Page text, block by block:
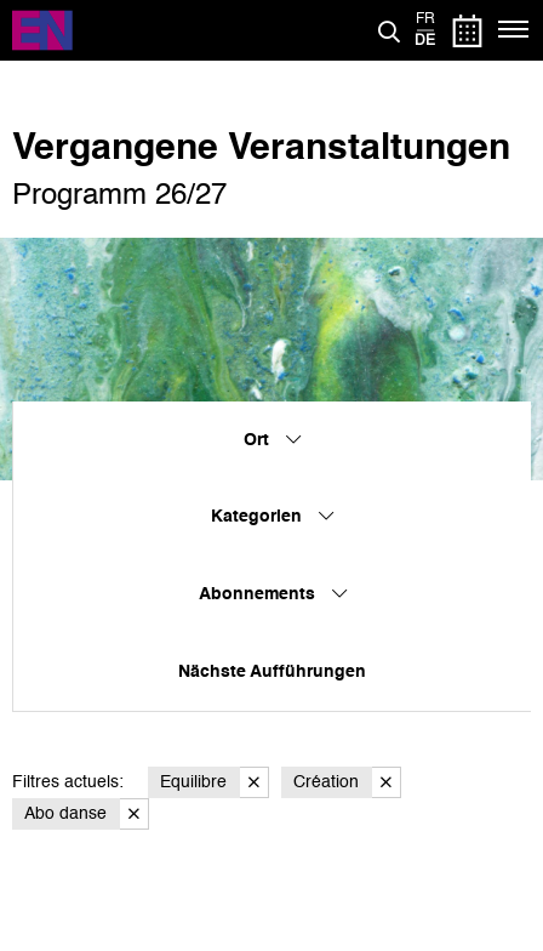
Direkt
zum
Inhalt
FR
DE
Vergangene Veranstaltungen
Programm 26/27
Ort
Kategorien
Abonnements
Nächste Aufführungen
Filtres actuels: Equilibre
Création
Abo danse